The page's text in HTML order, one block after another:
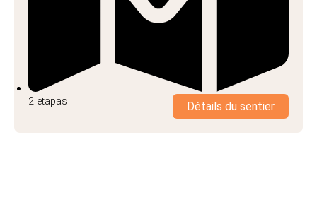
2 etapas Détails du sentier